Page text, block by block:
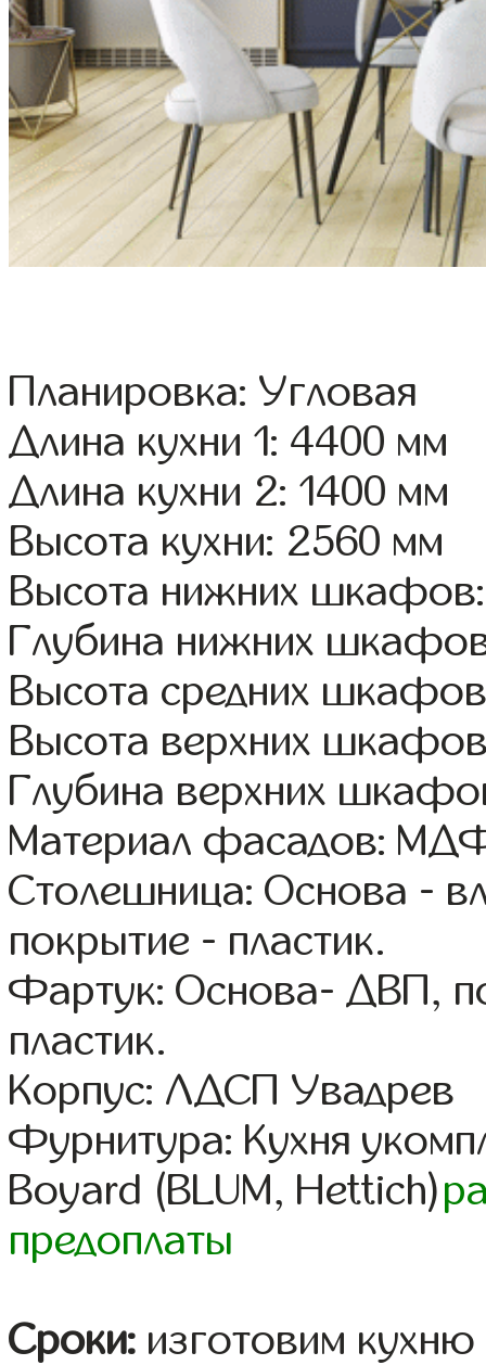
Планировка: Угловая
Длина кухни 1: 4400 мм
Длина кухни 2: 1400 мм
Высота кухни: 2560 мм
Высота нижних
Глубина нижних
Высота средних
Высота верхних
Глубина верхних
Материал фасадов:
Столешница: Основа -
покрытие - пластик.
Фартук: Основа- ДВП,
пластик.
Корпус: ЛДСП Увадрев
Фурнитура: Кухня
Boyard (BLUM, Hettich)
предоплаты
Сроки: изготовим